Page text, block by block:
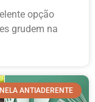
opção
grudem na
ANTIADERENTE